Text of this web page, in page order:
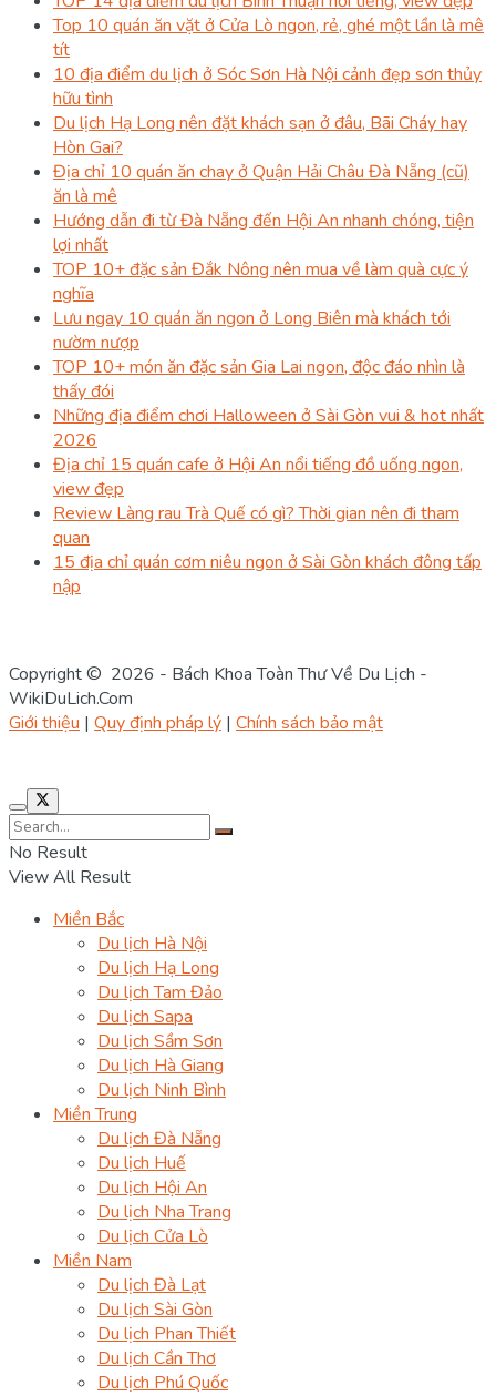
Top 10 quán ăn vặt ở Cửa Lò ngon, rẻ, ghé một lần là mê
tít
10 địa điểm du lịch ở Sóc Sơn Hà Nội cảnh đẹp sơn thủy
hữu tình
Du lịch Hạ Long nên đặt khách sạn ở đâu, Bãi Cháy hay
Hòn Gai?
Địa chỉ 10 quán ăn chay ở Quận Hải Châu Đà Nẵng (cũ)
ăn là mê
Hướng dẫn đi từ Đà Nẵng đến Hội An nhanh chóng, tiện
lợi nhất
TOP 10+ đặc sản Đắk Nông nên mua về làm quà cực ý
nghĩa
Lưu ngay 10 quán ăn ngon ở Long Biên mà khách tới
nườm nượp
TOP 10+ món ăn đặc sản Gia Lai ngon, độc đáo nhìn là
thấy đói
Những địa điểm chơi Halloween ở Sài Gòn vui & hot nhất
2026
Địa chỉ 15 quán cafe ở Hội An nổi tiếng đồ uống ngon,
view đẹp
Review Làng rau Trà Quế có gì? Thời gian nên đi tham
quan
15 địa chỉ quán cơm niêu ngon ở Sài Gòn khách đông tấp
nập
Copyright © 2026 - Bách Khoa Toàn Thư Về Du Lịch -
WikiDuLich.Com
Giới thiệu | Quy định pháp lý | Chính sách bảo mật
No Result
View All Result
Miền Bắc
Du lịch Hà Nội
Du lịch Hạ Long
Du lịch Tam Đảo
Du lịch Sapa
Du lịch Sầm Sơn
Du lịch Hà Giang
Du lịch Ninh Bình
Miền Trung
Du lịch Đà Nẵng
Du lịch Huế
Du lịch Hội An
Du lịch Nha Trang
Du lịch Cửa Lò
Miền Nam
Du lịch Đà Lạt
Du lịch Sài Gòn
Du lịch Phan Thiết
Du lịch Cần Thơ
Du lịch Phú Quốc